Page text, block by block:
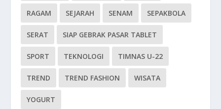
RAGAM SEJARAH SENAM SEPAKBOLA
SERAT SIAP GEBRAK PASAR TABLET
SPORT TEKNOLOGI TIMNAS U-22
TREND TREND FASHION WISATA
YOGURT